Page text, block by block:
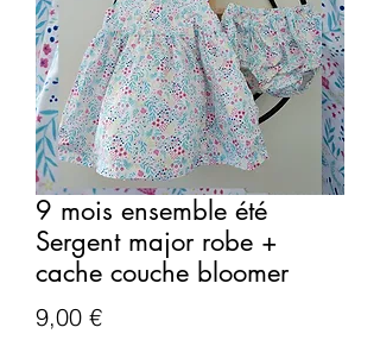
9 mois ensemble été
Sergent major robe +
cache couche bloomer
9,00 €Prix